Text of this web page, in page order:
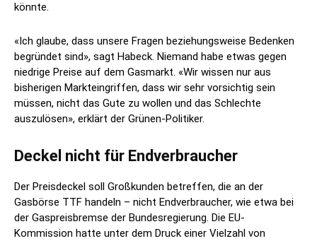
könnte.
«Ich glaube, dass unsere Fragen beziehungsweise Bedenken
begründet sind», sagt Habeck. Niemand habe etwas gegen
niedrige Preise auf dem Gasmarkt. «Wir wissen nur aus
bisherigen Markteingriffen, dass wir sehr vorsichtig sein
müssen, nicht das Gute zu wollen und das Schlechte
auszulösen», erklärt der Grünen-Politiker.
Deckel nicht für Endverbraucher
Der Preisdeckel soll Großkunden betreffen, die an der
Gasbörse TTF handeln – nicht Endverbraucher, wie etwa bei
der Gaspreisbremse der Bundesregierung. Die EU-
Kommission hatte unter dem Druck einer Vielzahl von